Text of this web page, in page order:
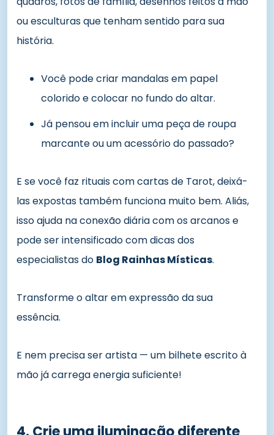
ou esculturas que tenham sentido para sua
história.
Você pode criar mandalas em papel
colorido e colocar no fundo do altar.
Já pensou em incluir uma peça de roupa
marcante ou um acessório do passado?
E se você faz rituais com cartas de Tarot, deixá-
las expostas também funciona muito bem. Aliás,
isso ajuda na conexão diária com os arcanos e
pode ser intensificado com dicas dos
especialistas do Blog Rainhas Místicas.
Transforme o altar em expressão da sua
essência.
E nem precisa ser artista — um bilhete escrito à
mão já carrega energia suficiente!